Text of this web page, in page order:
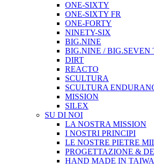
ONE-SIXTY
ONE-SIXTY FR
ONE-FORTY
NINETY-SIX
BIG.NINE
BIG.NINE / BIG.SEVEN
DIRT
REACTO
SCULTURA
SCULTURA
MISSION
SILEX
SU DI NOI
LA NOSTRA MISSION
I NOSTRI PRINCIPI
LE NOSTRE PIETRE
PROGETTAZIONE &
HAND MADE IN